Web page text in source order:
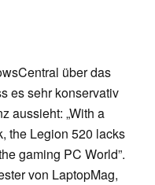
über das
es sehr konservativ
aussieht: „With a
the Legion 520 lacks
gaming PC World”.
von LaptopMag,